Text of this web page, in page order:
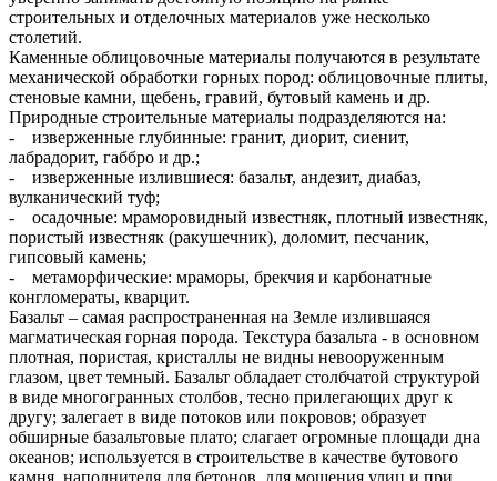
строительных и отделочных материалов уже несколько
столетий.
Каменные облицовочные материалы получаются в результате
механической обработки горных пород: облицовочные плиты,
стеновые камни, щебень, гравий, бутовый камень и др.
Природные строительные материалы подразделяются на:
- изверженные глубинные: гранит, диорит, сиенит,
лабрадорит, габбро и др.;
- изверженные излившиеся: базальт, андезит, диабаз,
вулканический туф;
- осадочные: мраморовидный известняк, плотный известняк,
пористый известняк (ракушечник), доломит, песчаник,
гипсовый камень;
- метаморфические: мраморы, брекчия и карбонатные
конгломераты, кварцит.
Базальт – самая распространенная на Земле излившаяся
магматическая горная порода. Текстура базальта - в основном
плотная, пористая, кристаллы не видны невооруженным
глазом, цвет темный. Базальт обладает столбчатой структурой
в виде многогранных столбов, тесно прилегающих друг к
другу; залегает в виде потоков или покровов; образует
обширные базальтовые плато; слагает огромные площади дна
океанов; используется в строительстве в качестве бутового
камня, наполнителя для бетонов, для мощения улиц и при